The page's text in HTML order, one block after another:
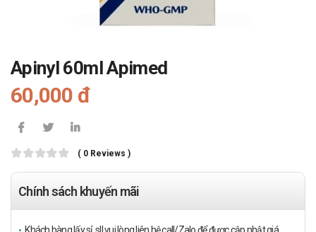
Apinyl 60ml Apimed
60,000 đ
( 0 Reviews )
Chính sách khuyến mãi